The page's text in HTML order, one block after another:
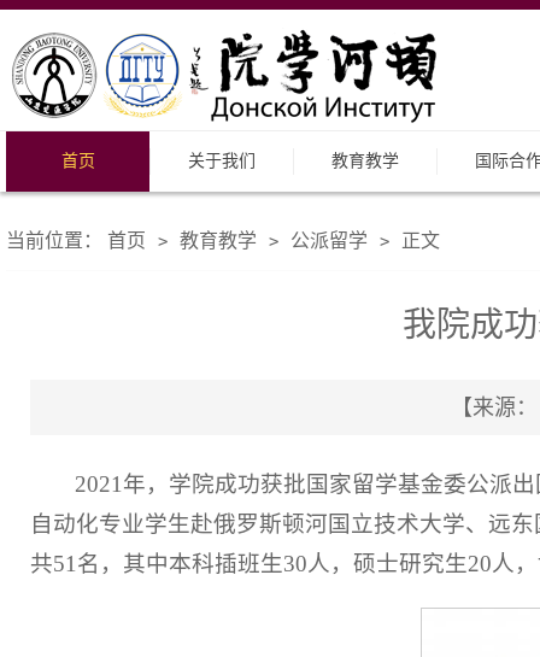
首页 关于我们 教育教学 国际合
当前位置： 首页 > 教育教学 > 公派留学 > 正文
我院成
【来源
2021年，学院成功获批国家留学基金委公派
自动化专业学生赴俄罗斯顿河国立技术大学、远
共51名，其中本科插班生30人，硕士研究生20人